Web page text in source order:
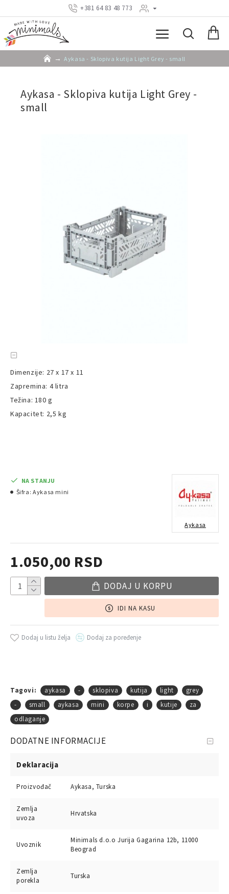
+381 64 83 48 773
Aykasa - Sklopiva kutija Light Grey - small
Aykasa - Sklopiva kutija Light Grey -
small
Dimenzije: 27 x 17 x 11
Zapremina: 4 litra
Težina: 180 g
Kapacitet: 2,5 kg
1.050,00 RSD
NA STANJU
Šifra: Aykasa mini
Aykasa
DODAJ U KORPU
IDI NA KASU
Dodaj u listu želja Dodaj za poređenje
Tagovi: aykasa - sklopiva kutija light
grey
-
small aykasa mini korpe i kutije
za
odlaganje
DODATNE INFORMACIJE
Deklaracija
Proizvođač Aykasa, Turska
Zemlja
uvoza
Hrvatska
Uvoznik
Minimals d.o.o Jurija Gagarina 12b, 11000
Beograd
Zemlja
porekla
Turska